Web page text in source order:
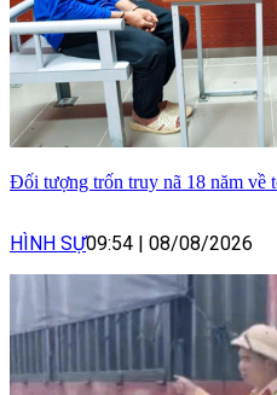
Đối tượng trốn truy nã 18 năm về
HÌNH SỰ09:54 08/08/2026